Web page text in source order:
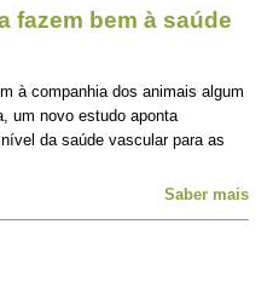
fazem bem à saúde
à companhia dos animais algum
um novo estudo aponta
da saúde vascular para as
Saber mais